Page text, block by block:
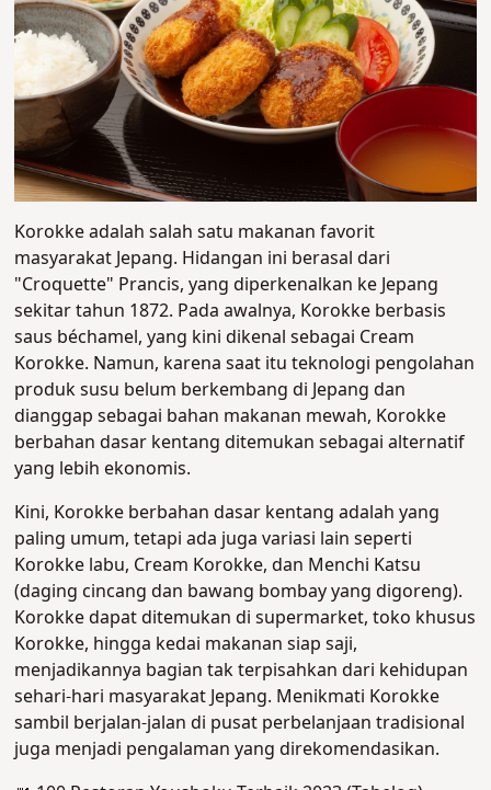
Korokke adalah salah satu makanan favorit
masyarakat Jepang. Hidangan ini berasal dari
"Croquette" Prancis, yang diperkenalkan ke Jepang
sekitar tahun 1872. Pada awalnya, Korokke berbasis
saus béchamel, yang kini dikenal sebagai Cream
Korokke. Namun, karena saat itu teknologi pengolahan
produk susu belum berkembang di Jepang dan
dianggap sebagai bahan makanan mewah, Korokke
berbahan dasar kentang ditemukan sebagai alternatif
yang lebih ekonomis.
Kini, Korokke berbahan dasar kentang adalah yang
paling umum, tetapi ada juga variasi lain seperti
Korokke labu, Cream Korokke, dan Menchi Katsu
(daging cincang dan bawang bombay yang digoreng).
Korokke dapat ditemukan di supermarket, toko khusus
Korokke, hingga kedai makanan siap saji,
menjadikannya bagian tak terpisahkan dari kehidupan
sehari-hari masyarakat Jepang. Menikmati Korokke
sambil berjalan-jalan di pusat perbelanjaan tradisional
juga menjadi pengalaman yang direkomendasikan.